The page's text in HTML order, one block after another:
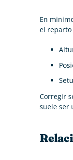
En
el reparto
Corregir
suele ser